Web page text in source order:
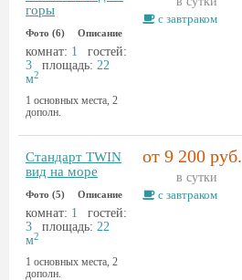
горы
Фото (6) Описание
комнат: 1
гостей:
3
площадь: 22
м2
1 основных места, 2
дополн.
с завтраком
Стандарт TWIN
вид на море
Фото (5) Описание
комнат: 1
гостей:
3
площадь: 22
м2
1 основных места, 2
дополн.
от 9 200 руб.
в сутки
с завтраком